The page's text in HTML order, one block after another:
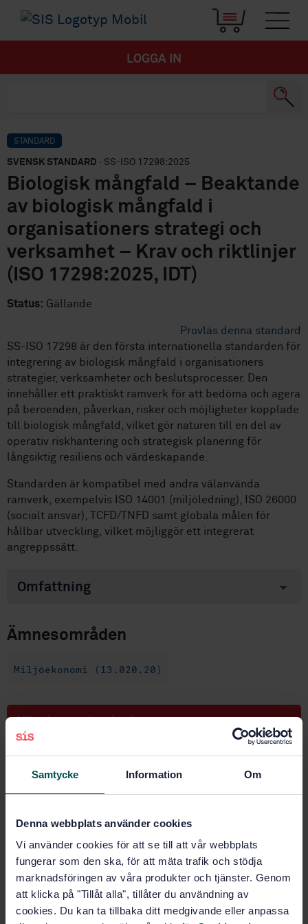
Samtycke Information Om
Denna webbplats använder cookies
Vi använder cookies för att se till att vår webbplats
fungerar som den ska, för att mäta trafik och stödja
marknadsföringen av våra produkter och tjänster. Genom
att klicka på "Tillåt alla", tillåter du användning av
cookies. Du kan ta tillbaka ditt medgivande eller anpassa
LOGGA IN
STANDARD
SVENSK STANDARD · SS-ISO 17298:2025
Biologisk mångfald – Beaktande
av biologisk mångfald i
organisationers strategi och
verksamhet – Krav och riktlinjer
(ISO 17298:2025, IDT)
Status: Gällande
Provläs denna standard
SS-ISO 17298 är den första internationella standarden för
integrering av biologisk mångfald i organisationers
strategier, verksamheter och beslutsprocesser. Den
innehåller ett praktiskt ramverk för att bedöma och agera
på beroenden, påverkan, risker och möjligheter kopplade
till biologisk mångfald, vilket gör naturen till en del av
operativ riskhantering och strategisk planering för
långsiktig resiliens och värdeskapande.
Standarden är kompatibel med andra välanvända
ramverk, exempelvis ISO 14001 (miljöledning), ISO 26000
(socialt ansvar), TCFD/TNFD samt globala målen för
hållbar utveckling, vilket möjliggör ett integrerat
angreppssätt.
Omfattning
Ämnesområden
Miljöekonomi (13.020.20)
STANDARD
SVENSK STANDARD · SS-ISO 17298:2025
Biologisk mångfald – Beaktande av biologisk
Krav och riktlinjer (ISO 17298:2025, IDT)
Prenumerera på standarden - Läs mer
Lägg i varukorgen